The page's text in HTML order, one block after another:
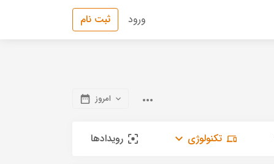
ورود ثبت نام
امروز
تکنولوژی رویدادها